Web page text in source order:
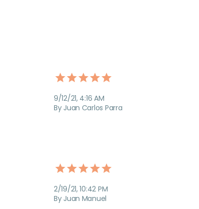
9/12/21, 4:16 AM
By Juan Carlos Parra
2/19/21, 10:42 PM
By Juan Manuel